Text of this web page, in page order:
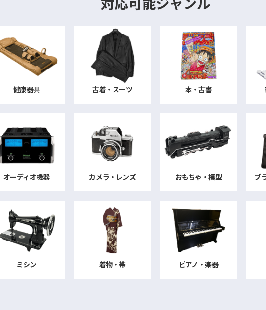
健康器具 古着・スーツ 本・古書
オーディオ機器 カメラ・レンズ おもちゃ・模型 ブ
ミシン 着物・帯 ピアノ・楽器